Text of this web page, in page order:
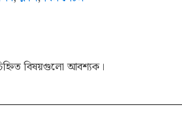
বিষয়গুলো আবশ্যক।